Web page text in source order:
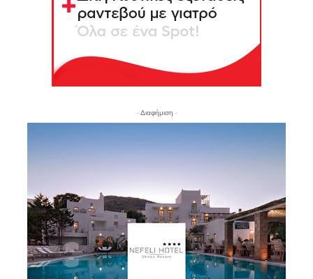
- Διαφήμιση -